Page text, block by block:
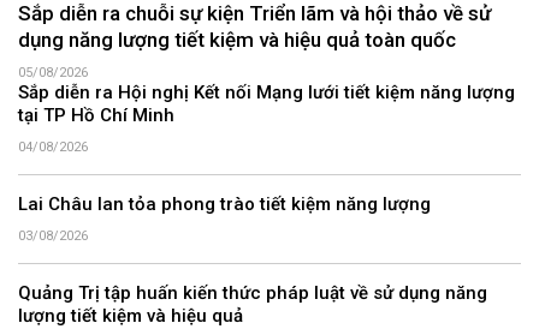
Sắp diễn ra chuỗi sự kiện Triển lãm và hội thảo về sử
dụng năng lượng tiết kiệm và hiệu quả toàn quốc
05/08/2026
Sắp diễn ra Hội nghị Kết nối Mạng lưới tiết kiệm năng lượng
tại TP Hồ Chí Minh
04/08/2026
Lai Châu lan tỏa phong trào tiết kiệm năng lượng
03/08/2026
Quảng Trị tập huấn kiến thức pháp luật về sử dụng năng
lượng tiết kiệm và hiệu quả